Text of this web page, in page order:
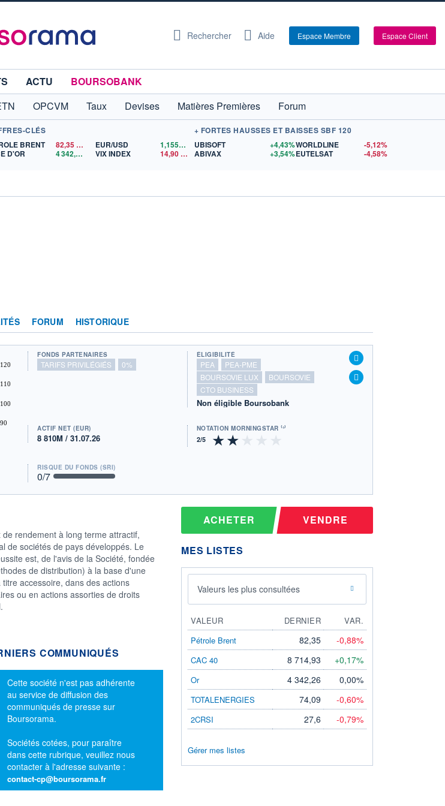
Rechercher Aide Espace Membre Espace Client
ACTU
BOURSOBANK
OPCVM Taux Devises Matières Premières
Forum
CLÉS
BRENT
82,35$US
D'OR
4 342,26 $US
EUR/USD 1,1559$US
VIX INDEX
14,90
+ FORTES HAUSSES ET BAISSES SBF 120
UBISOFT
+4,43%
ABIVAX
+3,54%
WORLDLINE
-5,12%
EUTELSAT
-4,58%
FORUM HISTORIQUE
90
100
110
120
FONDS PARTENAIRES
TARIFS PRIVILÉGIÉS 0%
ÉLIGIBILITÉ
PEA
PEA-PME
BOURSOVIE LUX
BOURSOVIE
CTO BUSINESS
Non éligible Boursobank
ACTIF NET (EUR)
8 810M / 31.07.26
NOTATION MORNINGSTAR ⁽¹⁾
RISQUE DU FONDS (SRI)
0/7
rendement à long terme attractif,
de sociétés de pays développés. Le
est, de l'avis de la Société, fondée
de distribution) à la base d'une
accessoire, dans des actions
ou en actions assorties de droits
COMMUNIQUÉS
Message d'information
Cette société n'est pas adhérente
au service de diffusion des
communiqués de presse sur
Boursorama.
Sociétés cotées, pour paraître
dans cette rubrique, veuillez nous
contacter à l'adresse suivante :
contact-cp@boursorama.fr
ACHETER VENDRE
MES LISTES
Valeurs les plus consultées
VALEUR DERNIER
VAR.
Pétrole Brent
82,35 -0,88%
CAC 40 8 714,93 +0,17%
Or 4 342,26 0,00%
TOTALENERGIES 74,09 -0,60%
2CRSI 27,6 -0,79%
Gérer mes listes